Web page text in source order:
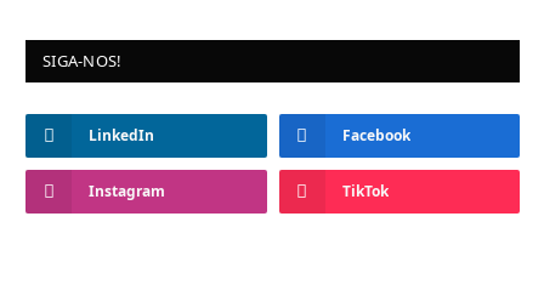
SIGA-NOS!
LinkedIn Facebook
Instagram TikTok